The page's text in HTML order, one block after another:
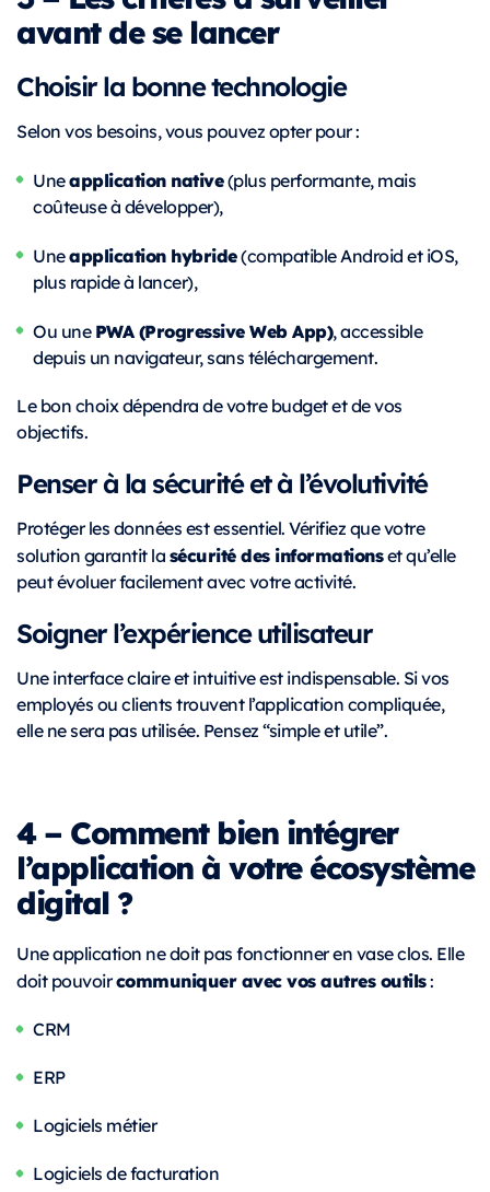
avant de se lancer
Choisir la bonne technologie
Selon vos besoins, vous pouvez opter pour :
Uneapplication native(plus performante, mais
coûteuse à développer),
Uneapplication hybride(compatible Android et iOS,
plus rapide à lancer),
Ou unePWA (Progressive Web App), accessible
depuis un navigateur, sans téléchargement.
Le bon choix dépendra de votre budget et de vos
objectifs.
Penser à la sécurité et à l’évolutivité
Protéger les données est essentiel. Vérifiez que votre
solution garantit lasécurité des informationset qu’elle
peut évoluer facilement avec votre activité.
Soigner l’expérience utilisateur
Une interface claire et intuitive est indispensable. Si vos
employés ou clients trouvent l’application compliquée,
elle ne sera pas utilisée. Pensez “simple et utile”.
4 – Comment bien intégrer
l’application à votre écosystème
digital ?
Une application ne doit pas fonctionner en vase clos. Elle
doit pouvoircommuniquer avec vos autres outils:
CRM
ERP
Logiciels métier
Logiciels de facturation